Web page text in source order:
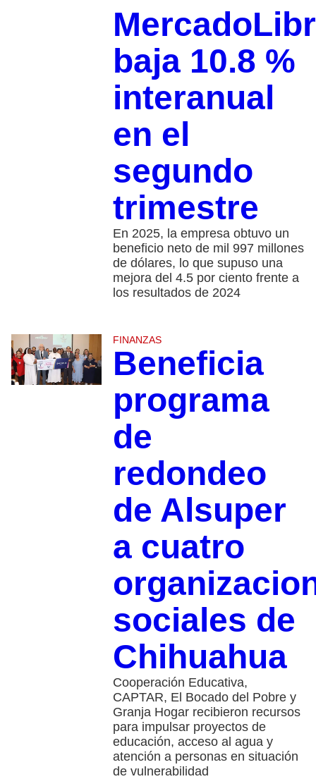
baja 10.8 %
interanual
en el
segundo
trimestre
En 2025, la empresa obtuvo un
beneficio neto de mil 997 millones
de dólares, lo que supuso una
mejora del 4.5 por ciento frente a
los resultados de 2024
FINANZAS
Beneficia
programa
de
redondeo
de Alsuper
a cuatro
sociales de
Chihuahua
Cooperación Educativa,
CAPTAR, El Bocado del Pobre y
Granja Hogar recibieron recursos
para impulsar proyectos de
educación, acceso al agua y
atención a personas en situación
de vulnerabilidad